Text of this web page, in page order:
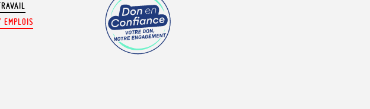
EMPLOIS